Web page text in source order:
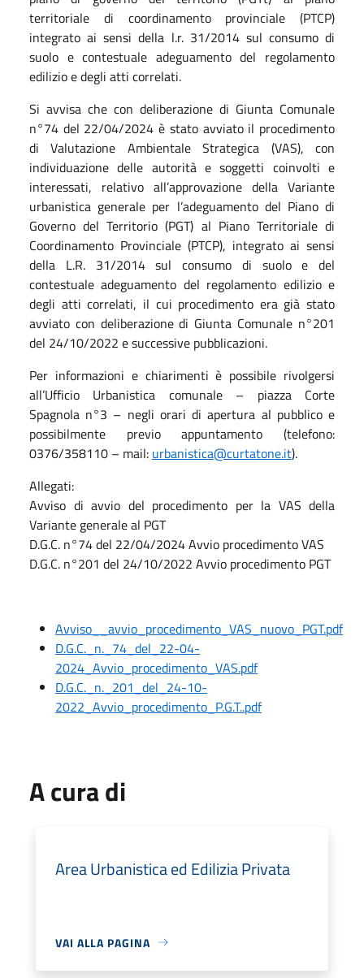
territoriale di coordinamento provinciale (PTCP)
integrato ai sensi della l.r. 31/2014 sul consumo di
suolo e contestuale adeguamento del regolamento
edilizio e degli atti correlati.
Si avvisa che con deliberazione di Giunta Comunale
n°74 del 22/04/2024 è stato avviato il procedimento
di Valutazione Ambientale Strategica (VAS), con
individuazione delle autorità e soggetti coinvolti e
interessati, relativo all’approvazione della Variante
urbanistica generale per l’adeguamento del Piano di
Governo del Territorio (PGT) al Piano Territoriale di
Coordinamento Provinciale (PTCP), integrato ai sensi
della L.R. 31/2014 sul consumo di suolo e del
contestuale adeguamento del regolamento edilizio e
degli atti correlati, il cui procedimento era già stato
avviato con deliberazione di Giunta Comunale n°201
del 24/10/2022 e successive pubblicazioni.
Per informazioni e chiarimenti è possibile rivolgersi
all’Ufficio Urbanistica comunale – piazza Corte
Spagnola n°3 – negli orari di apertura al pubblico e
possibilmente previo appuntamento (telefono:
0376/358110 – mail: urbanistica@curtatone.it).
Allegati:
Avviso di avvio del procedimento per la VAS della
Variante generale al PGT
D.G.C. n°74 del 22/04/2024 Avvio procedimento VAS
D.G.C. n°201 del 24/10/2022 Avvio procedimento PGT
Avviso__avvio_procedimento_VAS_nuovo_PGT.pdf
D.G.C._n._74_del_22-04-
2024_Avvio_procedimento_VAS.pdf
D.G.C._n._201_del_24-10-
2022_Avvio_procedimento_P.G.T..pdf
A cura di
Area Urbanistica ed Edilizia Privata
VAI ALLA PAGINA